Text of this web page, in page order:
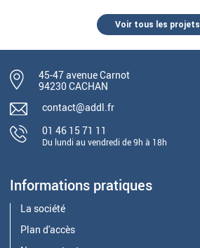
Voir tous les projets
45-47 avenue Carnot
94230 CACHAN
contact@addl.fr
01 46 15 71 11
Du lundi au vendredi de 9h à 18h
Informations pratiques
La société
Plan d'accès